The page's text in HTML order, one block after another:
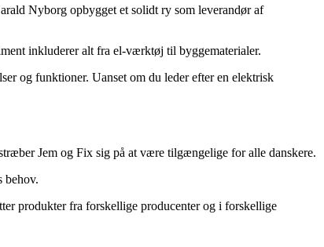
Nyborg opbygget et solidt ry som leverandør af
inkluderer alt fra el-værktøj til byggematerialer.
og funktioner. Uanset om du leder efter en elektrisk
Jem og Fix sig på at være tilgængelige for alle danskere.
behov.
produkter fra forskellige producenter og i forskellige